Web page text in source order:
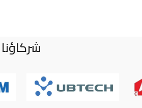
شركاؤنا